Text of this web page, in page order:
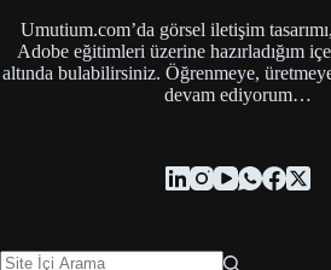
Umutium.com’da görsel iletişim
Adobe eğitimleri üzerine hazırladığım
altında bulabilirsiniz. Öğrenmeye,
devam ediyorum…